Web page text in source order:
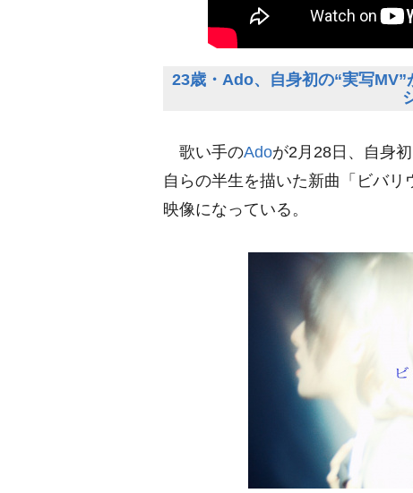
23歳・Ado、自身初の“実写
歌い手のAdoが2月28日、自身
自らの半生を描いた新曲「ビバ
映像になっている。